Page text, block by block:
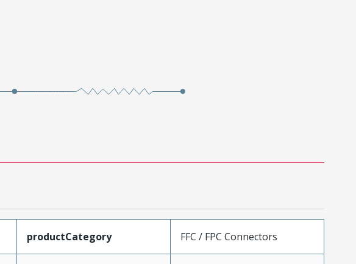
productCategory FFC / FPC Connectors